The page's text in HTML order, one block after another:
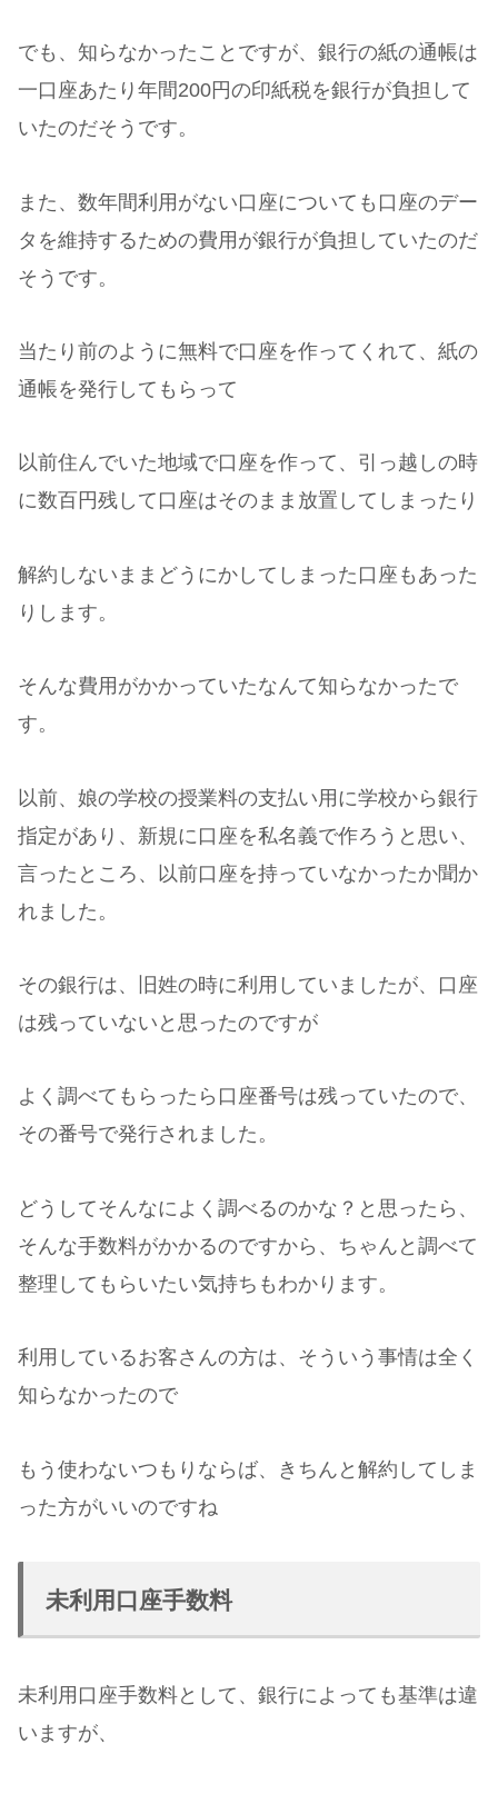
でも、知らなかったことですが、銀行の紙の通帳は
一口座あたり年間200円の印紙税を銀行が負担して
いたのだそうです。
また、数年間利用がない口座についても口座のデー
タを維持するための費用が銀行が負担していたのだ
そうです。
当たり前のように無料で口座を作ってくれて、紙の
通帳を発行してもらって
以前住んでいた地域で口座を作って、引っ越しの時
に数百円残して口座はそのまま放置してしまったり
解約しないままどうにかしてしまった口座もあった
りします。
そんな費用がかかっていたなんて知らなかったで
す。
以前、娘の学校の授業料の支払い用に学校から銀行
指定があり、新規に口座を私名義で作ろうと思い、
言ったところ、以前口座を持っていなかったか聞か
れました。
その銀行は、旧姓の時に利用していましたが、口座
は残っていないと思ったのですが
よく調べてもらったら口座番号は残っていたので、
その番号で発行されました。
どうしてそんなによく調べるのかな？と思ったら、
そんな手数料がかかるのですから、ちゃんと調べて
整理してもらいたい気持ちもわかります。
利用しているお客さんの方は、そういう事情は全く
知らなかったので
もう使わないつもりならば、きちんと解約してしま
った方がいいのですね
未利用口座手数料
未利用口座手数料として、銀行によっても基準は違
いますが、